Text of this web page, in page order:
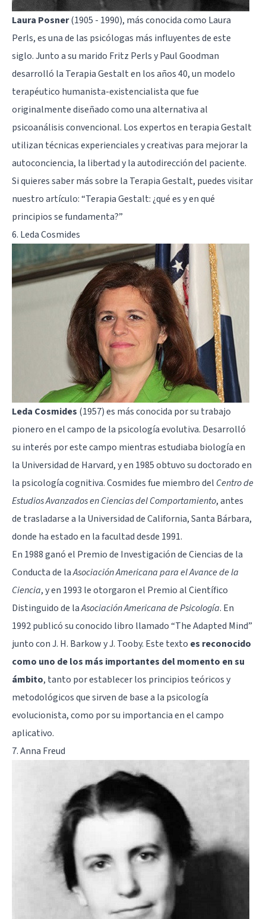
Laura Posner(1905 - 1990), más conocida como Laura
Perls, es una de las psicólogas más influyentes de este
siglo. Junto a su marido Fritz Perlsy Paul Goodman
desarrolló la Terapia Gestalt en los años 40, un modelo
terapéutico humanista-existencialistaque fue
originalmente diseñado como una alternativa al
psicoanálisisconvencional. Los expertos en terapia Gestalt
utilizan técnicas experienciales y creativas para mejorar la
autoconciencia, la libertad y la autodirección del paciente.
Si quieres saber más sobre la Terapia Gestalt, puedes visitar
nuestro artículo: “Terapia Gestalt: ¿qué es y en qué
principios se fundamenta?”
6. Leda Cosmides
Leda Cosmides (1957) es más conocida por su trabajo
pionero en el campo de la psicología evolutiva. Desarrolló
su interés por este campo mientras estudiaba biología en
la Universidad de Harvard, y en 1985 obtuvo su doctorado en
la psicología cognitiva. Cosmides fue miembro del Centro de
Estudios Avanzados en Ciencias del Comportamiento, antes
de trasladarse a la Universidad de California, Santa Bárbara,
donde ha estado en la facultad desde 1991.
En 1988 ganó el Premio de Investigación de Ciencias de la
Conducta de laAsociación Americana para el Avance de la
Ciencia, y en 1993 le otorgaron el Premio al Científico
Distinguido de laAsociación Americana de Psicología. En
1992 publicó su conocido libro llamado “The Adapted Mind”
junto con J. H. Barkow y J. Tooby. Este texto es reconocido
como uno de los más importantes del momento en su
ámbito, tanto por establecer los principios teóricos y
metodológicos que sirven de base a la psicología
evolucionista, como por su importancia en el campo
aplicativo.
7. Anna Freud